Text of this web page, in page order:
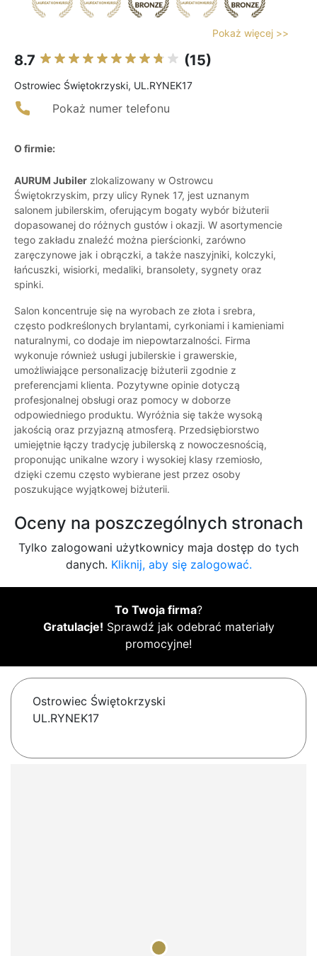
Pokaż więcej >>
8.7 (15)
Ostrowiec Świętokrzyski, UL.RYNEK17
Pokaż numer telefonu
O firmie:
AURUM Jubiler zlokalizowany w Ostrowcu
Świętokrzyskim, przy ulicy Rynek 17, jest uznanym
salonem jubilerskim, oferującym bogaty wybór biżuterii
dopasowanej do różnych gustów i okazji. W asortymencie
tego zakładu znaleźć można pierścionki, zarówno
zaręczynowe jak i obrączki, a także naszyjniki, kolczyki,
łańcuszki, wisiorki, medaliki, bransolety, sygnety oraz
spinki.
Salon koncentruje się na wyrobach ze złota i srebra,
często podkreślonych brylantami, cyrkoniami i kamieniami
naturalnymi, co dodaje im niepowtarzalności. Firma
wykonuje również usługi jubilerskie i grawerskie,
umożliwiające personalizację biżuterii zgodnie z
preferencjami klienta. Pozytywne opinie dotyczą
profesjonalnej obsługi oraz pomocy w doborze
odpowiedniego produktu. Wyróżnia się także wysoką
jakością oraz przyjazną atmosferą. Przedsiębiorstwo
umiejętnie łączy tradycję jubilerską z nowoczesnością,
proponując unikalne wzory i wysokiej klasy rzemiosło,
dzięki czemu często wybierane jest przez osoby
poszukujące wyjątkowej biżuterii.
Oceny na poszczególnych stronach
Tylko zalogowani użytkownicy maja dostęp do tych
danych. Kliknij, aby się zalogować.
To Twoja firma?
Gratulacje! Sprawdź jak odebrać materiały
promocyjne!
Ostrowiec Świętokrzyski
UL.RYNEK17